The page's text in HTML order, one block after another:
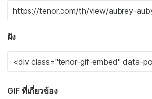
ฝัง
GIF ที่เกี่ยวข้อง